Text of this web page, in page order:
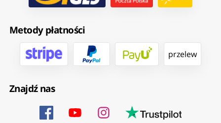
Metody płatności
przelew
Znajdź nas